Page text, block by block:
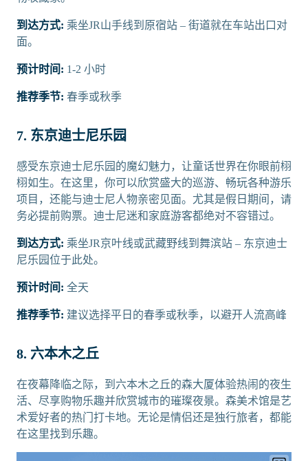
到达方式: 乘坐JR山手线到原宿站 – 街道就在车站出口对
面。
预计时间: 1-2 小时
推荐季节: 春季或秋季
7. 东京迪士尼乐园
感受东京迪士尼乐园的魔幻魅力，让童话世界在你眼前栩
栩如生。在这里，你可以欣赏盛大的巡游、畅玩各种游乐
项目，还能与迪士尼人物亲密见面。尤其是假日期间，请
务必提前购票。迪士尼迷和家庭游客都绝对不容错过。
到达方式: 乘坐JR京叶线或武藏野线到舞滨站 – 东京迪士
尼乐园位于此处。
预计时间: 全天
推荐季节: 建议选择平日的春季或秋季，以避开人流高峰
8. 六本木之丘
在夜幕降临之际，到六本木之丘的森大厦体验热闹的夜生
活、尽享购物乐趣并欣赏城市的璀璨夜景。森美术馆是艺
术爱好者的热门打卡地。无论是情侣还是独行旅者，都能
在这里找到乐趣。